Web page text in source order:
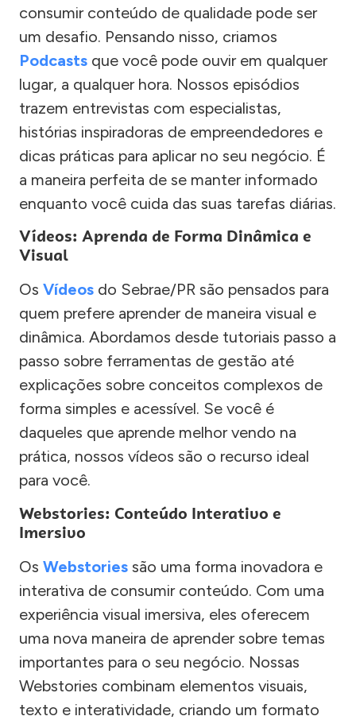
consumir conteúdo de qualidade pode ser
um desafio. Pensando nisso, criamos
Podcasts que você pode ouvir em qualquer
lugar, a qualquer hora. Nossos episódios
trazem entrevistas com especialistas,
histórias inspiradoras de empreendedores e
dicas práticas para aplicar no seu negócio. É
a maneira perfeita de se manter informado
enquanto você cuida das suas tarefas diárias.
Vídeos: Aprenda de Forma Dinâmica e
Visual
Os Vídeos do Sebrae/PR são pensados para
quem prefere aprender de maneira visual e
dinâmica. Abordamos desde tutoriais passo a
passo sobre ferramentas de gestão até
explicações sobre conceitos complexos de
forma simples e acessível. Se você é
daqueles que aprende melhor vendo na
prática, nossos vídeos são o recurso ideal
para você.
Webstories: Conteúdo Interativo e
Imersivo
Os Webstories são uma forma inovadora e
interativa de consumir conteúdo. Com uma
experiência visual imersiva, eles oferecem
uma nova maneira de aprender sobre temas
importantes para o seu negócio. Nossas
Webstories combinam elementos visuais,
texto e interatividade, criando um formato